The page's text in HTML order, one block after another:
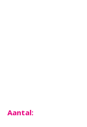
Aantal: